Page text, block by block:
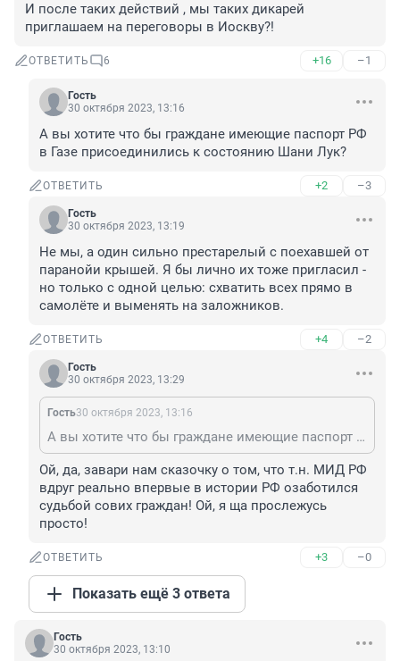
И после таких действий , мы таких дикарей
приглашаем на переговоры в Иоскву?!
ОТВЕТИТЬ 6 +16 –1
Гость
30 октября 2023, 13:16
А вы хотите что бы граждане имеющие паспорт РФ
в Газе присоединились к состоянию Шани Лук?
ОТВЕТИТЬ +2 –3
Гость
30 октября 2023, 13:19
Не мы, а один сильно престарелый с поехавшей от
паранойи крышей. Я бы лично их тоже пригласил -
но только с одной целью: схватить всех прямо в
самолёте и выменять на заложников.
ОТВЕТИТЬ +4 –2
Гость
30 октября 2023, 13:29
Гость30 октября 2023, 13:16
А вы хотите что бы граждане имеющие паспорт РФ в Газе присоединились к состоянию Шани Лук?
Ой, да, завари нам сказочку о том, что т.н. МИД РФ
вдруг реально впервые в истории РФ озаботился
судьбой сових граждан! Ой, я ща прослежусь
просто!
ОТВЕТИТЬ +3 –0
Показать ещё 3 ответа
Гость
30 октября 2023, 13:10